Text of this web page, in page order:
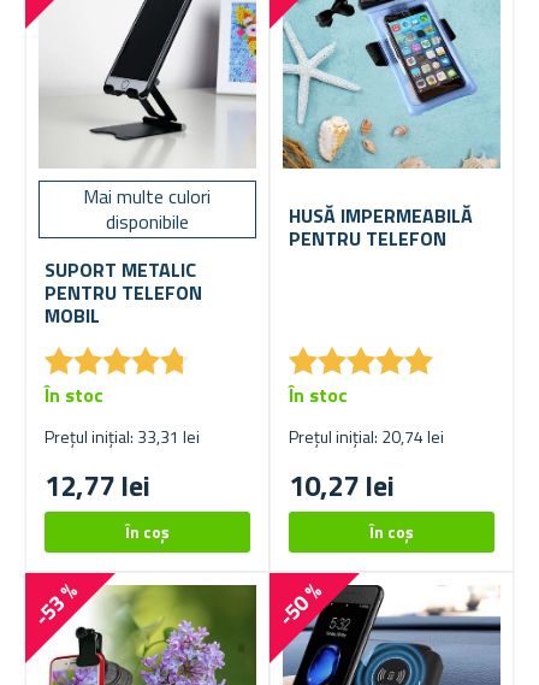
Mai multe culori
disponibile
SUPORT METALIC
PENTRU TELEFON
MOBIL
★★★★★
★★★★★
Prețul inițial: 33,31 lei
12,77 lei
În stoc
HUSĂ IMPERMEABILĂ
PENTRU TELEFON
★★★★★
★★★★★
Prețul inițial: 20,74 lei
10,27 lei
În stoc
-53 % -50 %